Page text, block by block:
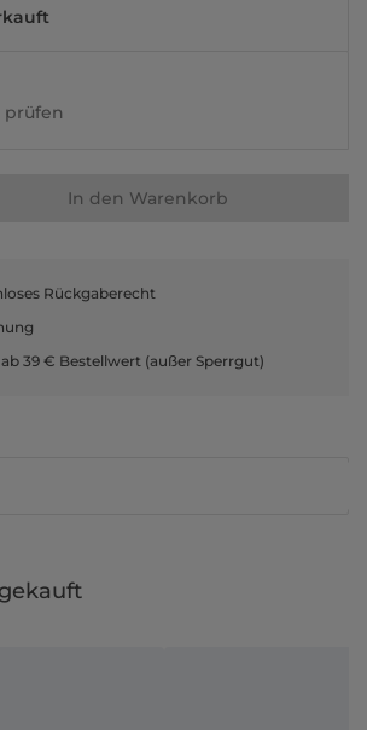
In den Warenkorb
Rückgaberecht
39 € Bestellwert (außer Sperrgut)